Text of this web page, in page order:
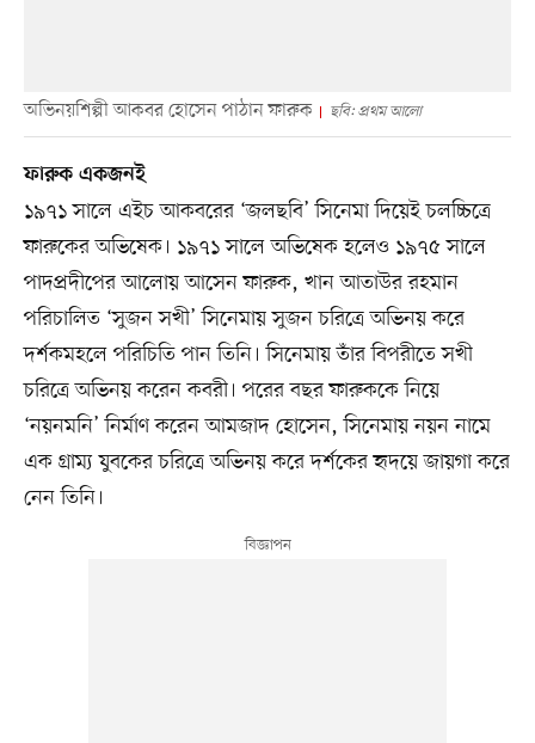
অভিনয়শিল্পী আকবর হোসেন পাঠান ফারুক ছবি: প্রথম আলো
ফারুক একজনই
১৯৭১ সালে এইচ আকবরের ‘জলছবি’ সিনেমা দিয়েই চলচ্চিত্রে
ফারুকের অভিষেক। ১৯৭১ সালে অভিষেক হলেও ১৯৭৫ সালে
পাদপ্রদীপের আলোয় আসেন ফারুক, খান আতাউর রহমান
পরিচালিত ‘সুজন সখী’ সিনেমায় সুজন চরিত্রে অভিনয় করে
দর্শকমহলে পরিচিতি পান তিনি। সিনেমায় তাঁর বিপরীতে সখী
চরিত্রে অভিনয় করেন কবরী। পরের বছর ফারুককে নিয়ে
‘নয়নমনি’ নির্মাণ করেন আমজাদ হোসেন, সিনেমায় নয়ন নামে
এক গ্রাম্য যুবকের চরিত্রে অভিনয় করে দর্শকের হৃদয়ে জায়গা করে
নেন তিনি।